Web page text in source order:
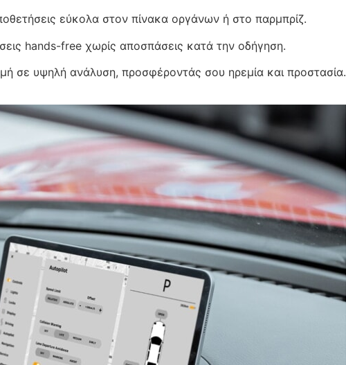
εύκολα στον πίνακα οργάνων ή στο παρμπρίζ.
hands-free χωρίς αποσπάσεις κατά την οδήγηση.
σε υψηλή ανάλυση, προσφέροντάς σου ηρεμία και προστασία.